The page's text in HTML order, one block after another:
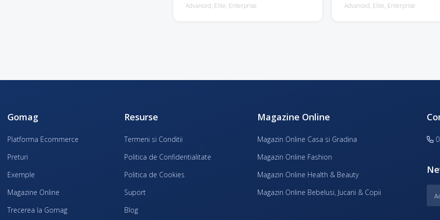
Advanced, Elite, Enterprise
Asigură clienților tot ce au
Advanced, Elite, Enterprise
Gomag
Platforma Ecommerce
Preturi
Exemple
Magazine Online
Trecerea la Gomag
Resurse
Termeni si Conditii
Politica de Confidentialitate
Politica de Cookies
Suport
Blog
Magazine Online
Magazin Online Casa si Gradina
Magazin Online Fashion
Magazin Online Health & Beauty
Magazin Online Bebelusi, Jucarii & Copii